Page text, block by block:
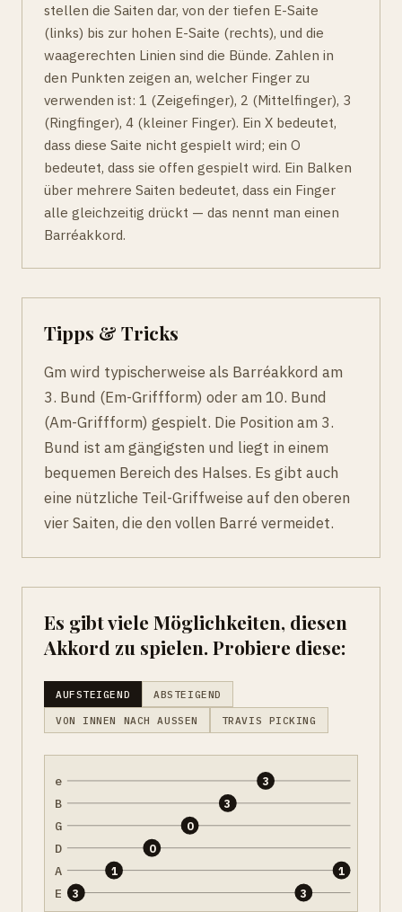
stellen die Saiten dar, von der tiefen E-Saite
(links) bis zur hohen E-Saite (rechts), und die
waagerechten Linien sind die Bünde. Zahlen in
den Punkten zeigen an, welcher Finger zu
verwenden ist: 1 (Zeigefinger), 2 (Mittelfinger), 3
(Ringfinger), 4 (kleiner Finger). Ein X bedeutet,
dass diese Saite nicht gespielt wird; ein O
bedeutet, dass sie offen gespielt wird. Ein Balken
über mehrere Saiten bedeutet, dass ein Finger
alle gleichzeitig drückt — das nennt man einen
Barréakkord.
Tipps & Tricks
Gm wird typischerweise als Barréakkord am
3. Bund (Em-Griffform) oder am 10. Bund
(Am-Griffform) gespielt. Die Position am 3.
Bund ist am gängigsten und liegt in einem
bequemen Bereich des Halses. Es gibt auch
eine nützliche Teil-Griffweise auf den oberen
vier Saiten, die den vollen Barré vermeidet.
Es gibt viele Möglichkeiten, diesen
Akkord zu spielen. Probiere diese:
AUFSTEIGEND ABSTEIGEND
VON INNEN NACH AUSSEN TRAVIS PICKING
e
B
G
D
A
E 3
1
0
0
3
3
3
1